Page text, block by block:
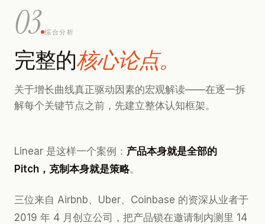
03 综合分析
完整的核心论点。
关于增长曲线真正驱动因素的宏观解读——在逐一拆
解每个关键节点之前，先建立整体认知框架。
Linear 是这样一个案例： 产品本身就是全部的
Pitch，克制本身就是策略。
三位来自 Airbnb、Uber、Coinbase 的资深从业者于
2019 年 4 月创立公司，把产品锁在邀请制内测里 14